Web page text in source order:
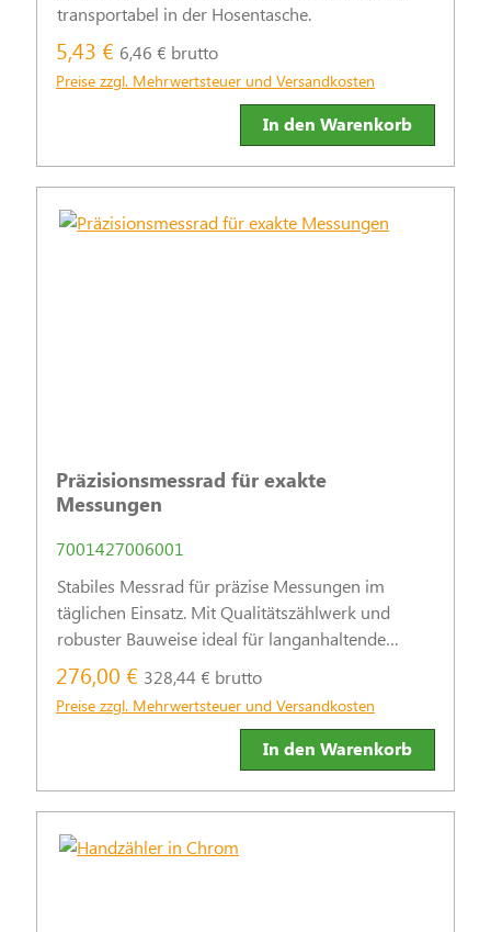
transportabel in der Hosentasche.
5,43 € 6,46 € brutto
Preise zzgl. Mehrwertsteuer und Versandkosten
In den Warenkorb
Präzisionsmessrad für exakte
Messungen
7001427006001
Stabiles Messrad für präzise Messungen im
täglichen Einsatz. Mit Qualitätszählwerk und
robuster Bauweise ideal für langanhaltende
Genauigkeit.
276,00 € 328,44 € brutto
Preise zzgl. Mehrwertsteuer und Versandkosten
In den Warenkorb